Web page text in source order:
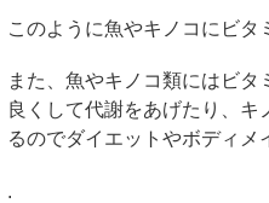
このように魚やキノコにビタ
また、魚やキノコ類にはビタ
良くして代謝をあげたり、
るのでダイエットやボディメ
.